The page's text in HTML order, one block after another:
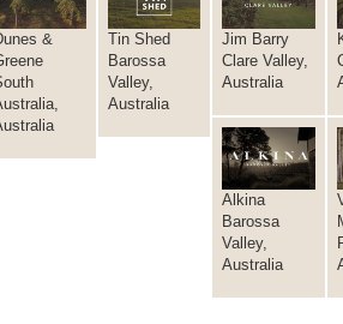
&
Tin Shed
Barossa
Valley,
Australia
Jim Barry
Clare Valley,
Australia
Alkina
Barossa
Valley,
Australia